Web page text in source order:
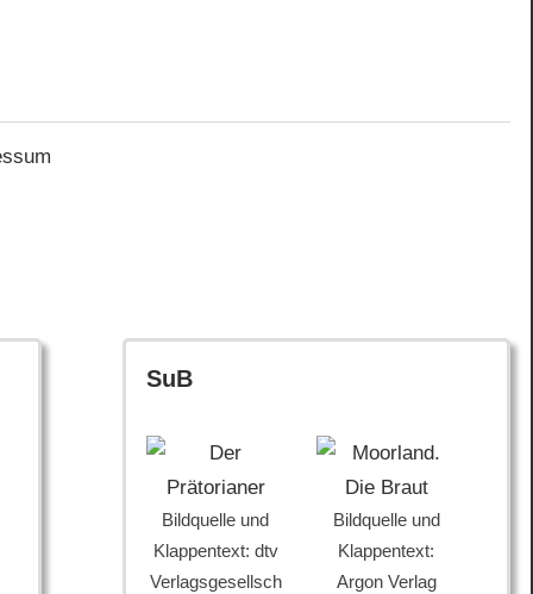
SuB
Bildquelle und
Klappentext: dtv
Verlagsgesellsch
Bildquelle und
Klappentext:
Argon Verlag